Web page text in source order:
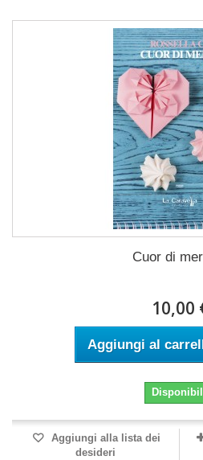
Cuor di
10,00
Aggiungi al
Aggiungi alla lista dei
desideri